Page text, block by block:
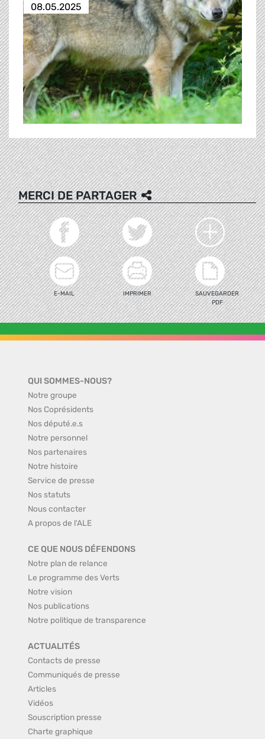
08.05.2025
MERCI DE PARTAGER
E-MAIL IMPRIMER
SAUVEGARDER
PDF
QUI SOMMES-NOUS?
Notre groupe
Nos Coprésidents
Nos député.e.s
Notre personnel
Nos partenaires
Notre histoire
Service de presse
Nos statuts
Nous contacter
A propos de l'ALE
CE QUE NOUS DÉFENDONS
Notre plan de relance
Le programme des Verts
Notre vision
Nos publications
Notre politique de transparence
ACTUALITÉS
Contacts de presse
Communiqués de presse
Articles
Vidéos
Souscription presse
Charte graphique